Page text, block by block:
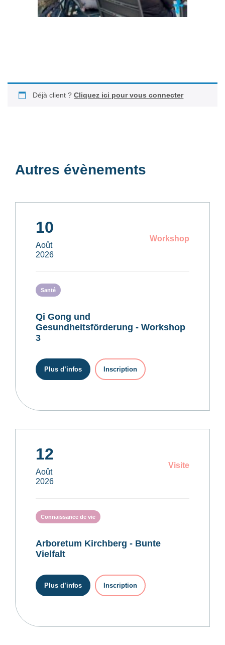
Déjà client ?Cliquez ici pour vous connecter
Autres évènements
10
Août
2026
Workshop
Santé
Qi Gong und
Gesundheitsförderung - Workshop
3
Plus d’infos Inscription
12
Août
2026
Visite
Connaissance de vie
Arboretum Kirchberg - Bunte
Vielfalt
Plus d’infos Inscription